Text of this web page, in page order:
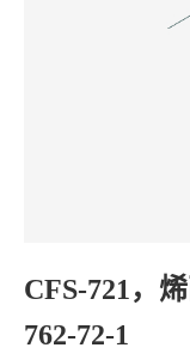
CFS-721，
762-72-1